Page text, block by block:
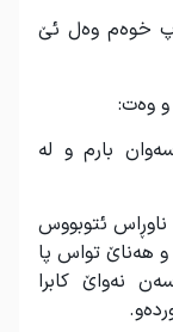
خوەم وەل ئێ
و وەت:
بارم و لە
ناوڕاس ئتوبووس
و هەناێ تواس پا
نەواێ کابرا